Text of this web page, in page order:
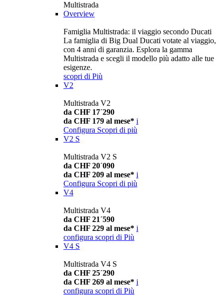
Multistrada
Overview
Famiglia Multistrada: il viaggio secondo Ducati
La famiglia di Big Dual Ducati votate al viaggio,
con 4 anni di garanzia. Esplora la gamma
Multistrada e scegli il modello più adatto alle tue
esigenze.
scopri di Più
V2
Multistrada V2
da CHF 17´290
da CHF 179 al mese* i
Configura Scopri di più
V2 S
Multistrada V2 S
da CHF 20´090
da CHF 209 al mese* i
Configura Scopri di più
V4
Multistrada V4
da CHF 21´590
da CHF 229 al mese* i
configura scopri di Più
V4 S
Multistrada V4 S
da CHF 25´290
da CHF 269 al mese* i
configura scopri di Più